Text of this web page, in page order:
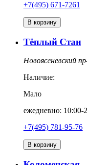
+7(495) 671-7261
В корзину
Тёплый Стан
Новоясеневский
Наличие:
Мало
ежедневно: 10:00-
+7(495) 781-95-76
В корзину